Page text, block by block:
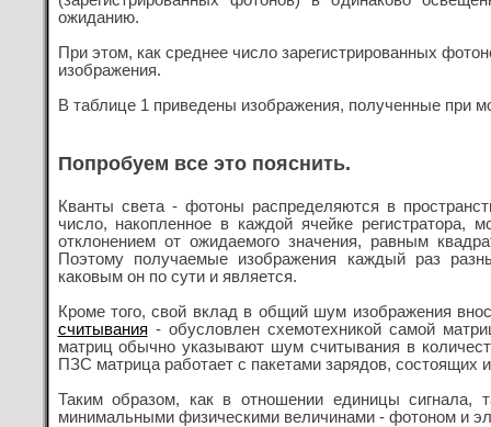
ожиданию.
При этом, как среднее число зарегистрированных
изображения.
В таблице 1 приведены изображения, полученные при
Попробуем все это пояснить.
Кванты света - фотоны распределяются в
число, накопленное в каждой ячейке
отклонением от ожидаемого значения, равным
Поэтому получаемые изображения каждый раз
каковым он по сути и является.
Кроме того, свой вклад в общий шум изображения
считывания - обусловлен схемотехникой самой
матриц обычно указывают шум считывания в
ПЗС матрица работает с пакетами зарядов, состоящих
Таким образом, как в отношении единицы
минимальными физическими величинами - фотоном и